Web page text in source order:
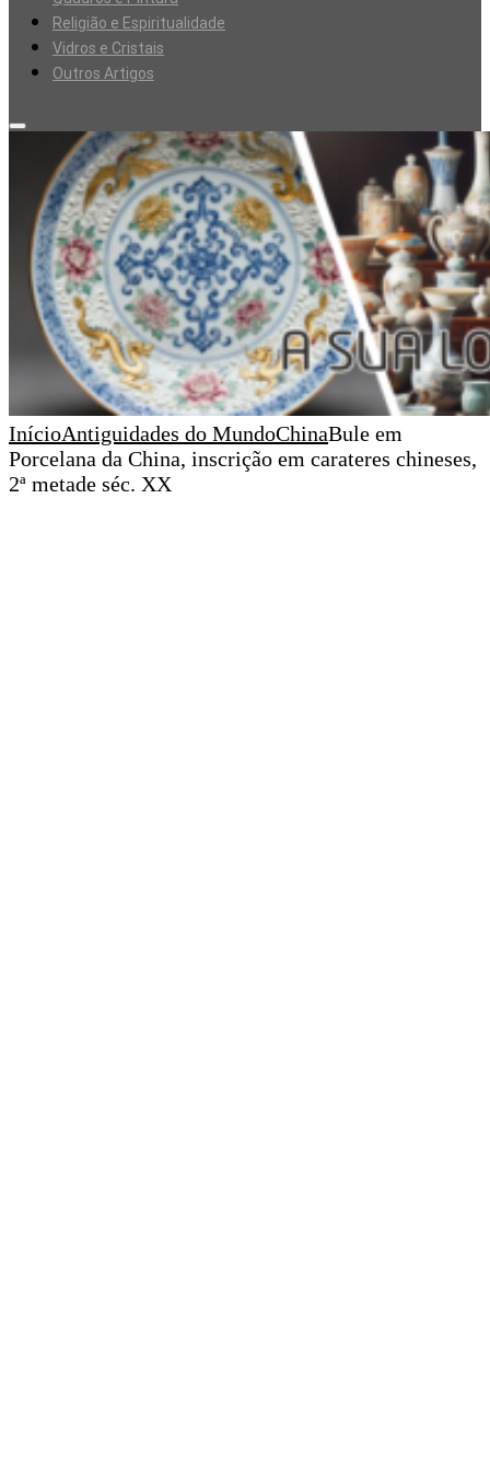
Religião e Espiritualidade
Vidros e Cristais
Outros Artigos
InícioAntiguidades do MundoChinaBule em
Porcelana da China, inscrição em carateres chineses,
2ª metade séc. XX